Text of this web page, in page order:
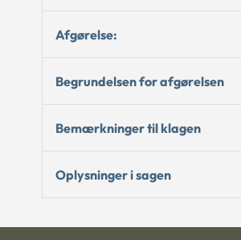
Afgørelse:
Begrundelsen for afgørelsen
Bemærkninger til klagen
Oplysninger i sagen